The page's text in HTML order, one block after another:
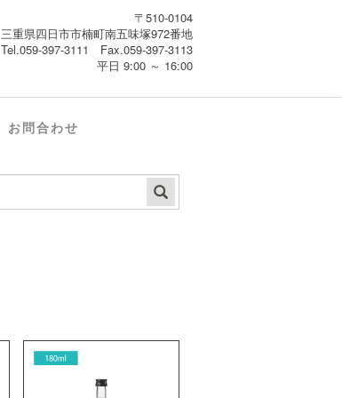
〒510-0104
三重県四日市市楠町南五味塚972番地
Tel.059-397-3111 Fax.059-397-3113
平日 9:00 ～ 16:00
お問合わせ